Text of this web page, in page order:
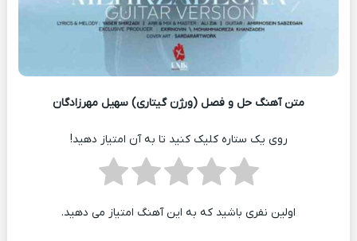
متن آهنگ حل و فصل (ورژن گیتاری) سهیل مهرزادگان
روی یک ستاره کلیک کنید تا به آن امتیاز دهید!
اولین نفری باشید که به این آهنگ امتیاز می دهید.